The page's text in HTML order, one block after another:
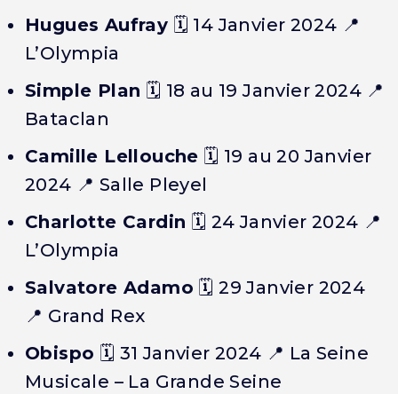
Hugues Aufray 🗓️ 14 Janvier 2024 📍
L’Olympia
Simple Plan 🗓️ 18 au 19 Janvier 2024 📍
Bataclan
Camille Lellouche 🗓️ 19 au 20 Janvier
2024 📍 Salle Pleyel
Charlotte Cardin 🗓️ 24 Janvier 2024 📍
L’Olympia
Salvatore Adamo 🗓️29 Janvier 2024
📍 Grand Rex
Obispo 🗓️ 31 Janvier 2024 📍 La Seine
Musicale – La Grande Seine